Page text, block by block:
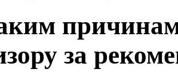
за